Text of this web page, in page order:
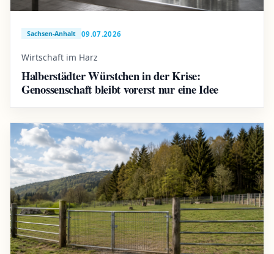
Sachsen-Anhalt 09.07.2026
Wirtschaft im Harz
Halberstädter Würstchen in der Krise:
Genossenschaft bleibt vorerst nur eine Idee